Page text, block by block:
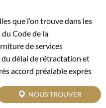
que l’on trouve dans les
Code de la
de services
délai de rétractation et
accord préalable exprès
lors de l’achat de produits
NOUS TROUVER